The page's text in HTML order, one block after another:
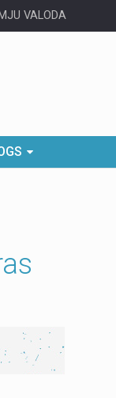
VALODA